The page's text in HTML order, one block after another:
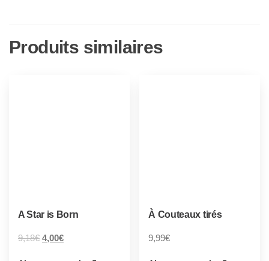
Produits similaires
A Star is Born
9,18€ 4,00€
À Couteaux tirés
9,99€